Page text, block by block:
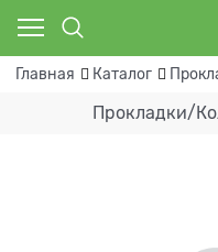
Главная Каталог
Прокладки/